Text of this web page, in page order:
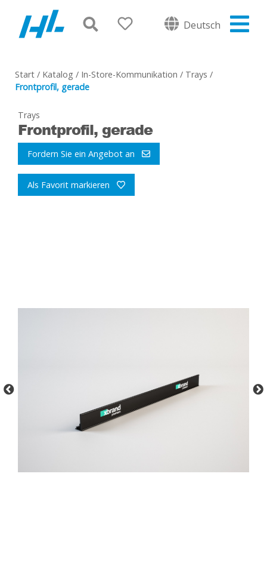
Deutsch
Start / Katalog / In-Store-Kommunikation / Trays /
Frontprofil, gerade
Trays
Frontprofil, gerade
Fordern Sie ein Angebot an
Als Favorit markieren